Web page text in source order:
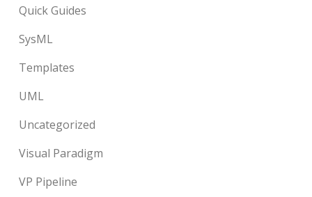
Quick Guides
SysML
Templates
UML
Uncategorized
Visual Paradigm
VP Pipeline